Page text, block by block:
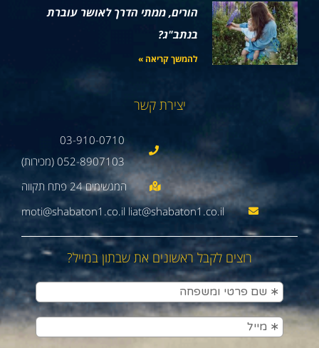
הורים, ממתי הדרך לאושר עוברת
בנתב"ג?
להמשך קריאה »
יצירת קשר
03-910-0710
052-8907103 (מכירות)
moti@shabaton1.co.il liat@shabaton1.co.il
רוצים לקבל ראשונים את שבתון במייל?